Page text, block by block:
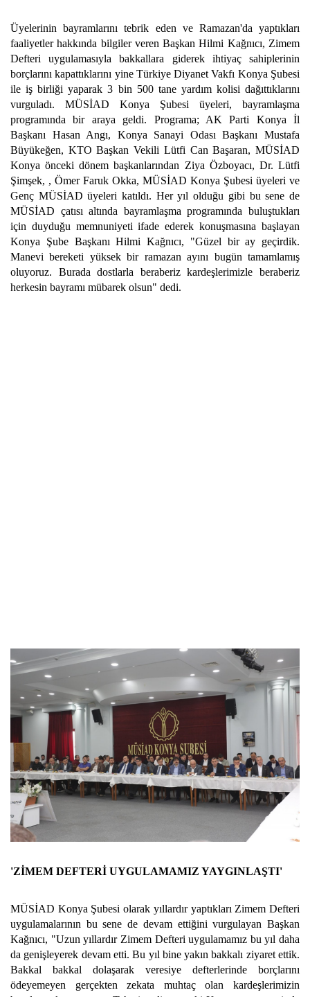
Üyelerinin bayramlarını tebrik eden ve Ramazan'da yaptıkları
faaliyetler hakkında bilgiler veren Başkan Hilmi Kağnıcı, Zimem
Defteri uygulamasıyla bakkallara giderek ihtiyaç sahiplerinin
borçlarını kapattıklarını yine Türkiye Diyanet Vakfı Konya Şubesi
ile iş birliği yaparak 3 bin 500 tane yardım kolisi dağıttıklarını
vurguladı. MÜSİAD Konya Şubesi üyeleri, bayramlaşma
programında bir araya geldi. Programa; AK Parti Konya İl
Başkanı Hasan Angı, Konya Sanayi Odası Başkanı Mustafa
Büyükeğen, KTO Başkan Vekili Lütfi Can Başaran, MÜSİAD
Konya önceki dönem başkanlarından Ziya Özboyacı, Dr. Lütfi
Şimşek, , Ömer Faruk Okka, MÜSİAD Konya Şubesi üyeleri ve
Genç MÜSİAD üyeleri katıldı. Her yıl olduğu gibi bu sene de
MÜSİAD çatısı altında bayramlaşma programında buluştukları
için duyduğu memnuniyeti ifade ederek konuşmasına başlayan
Konya Şube Başkanı Hilmi Kağnıcı, "Güzel bir ay geçirdik.
Manevi bereketi yüksek bir ramazan ayını bugün tamamlamış
oluyoruz. Burada dostlarla beraberiz kardeşlerimizle beraberiz
herkesin bayramı mübarek olsun" dedi.
'ZİMEM DEFTERİ UYGULAMAMIZ YAYGINLAŞTI'
MÜSİAD Konya Şubesi olarak yıllardır yaptıkları Zimem Defteri
uygulamalarının bu sene de devam ettiğini vurgulayan Başkan
Kağnıcı, "Uzun yıllardır Zimem Defteri uygulamamız bu yıl daha
da genişleyerek devam etti. Bu yıl bine yakın bakkalı ziyaret ettik.
Bakkal bakkal dolaşarak veresiye defterlerinde borçlarını
ödeyemeyen gerçekten zekata muhtaç olan kardeşlerimizin